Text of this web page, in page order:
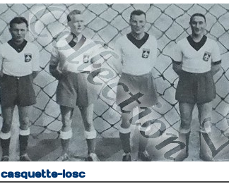
casquette-losc